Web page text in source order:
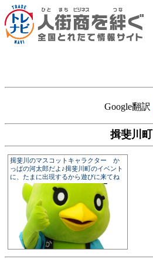
Google翻訳
揖斐川町
揖斐川のマスコットキャラクター か
っぱの河太郎だよ♪揖斐川町のイベント
に、たまに出現するから遊びに来てね